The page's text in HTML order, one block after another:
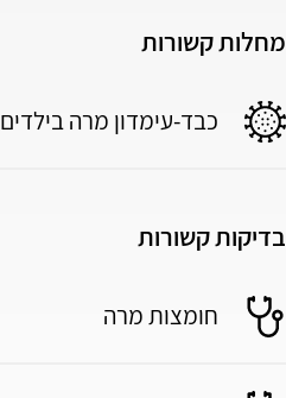
מחלות קשורות
כבד-עימדון מרה בילדים
בדיקות קשורות
חומצות מרה